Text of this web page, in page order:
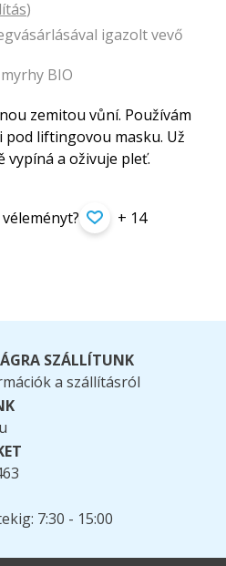
)
igazolt vevő
BIO
zemitou vůní. Používám
liftingovou masku. Už
vypíná a oživuje pleť.
+ 14
SZÁLLÍTUNK
a szállításról
7:30 - 15:00